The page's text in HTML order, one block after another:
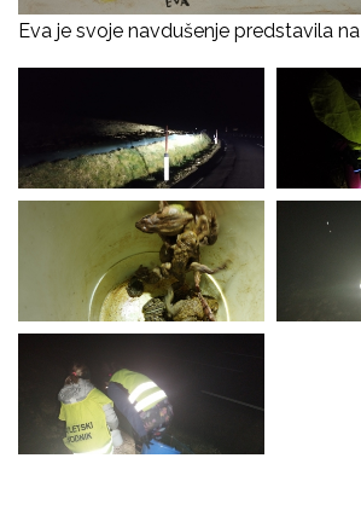
Eva je svoje navdušenje predstavila